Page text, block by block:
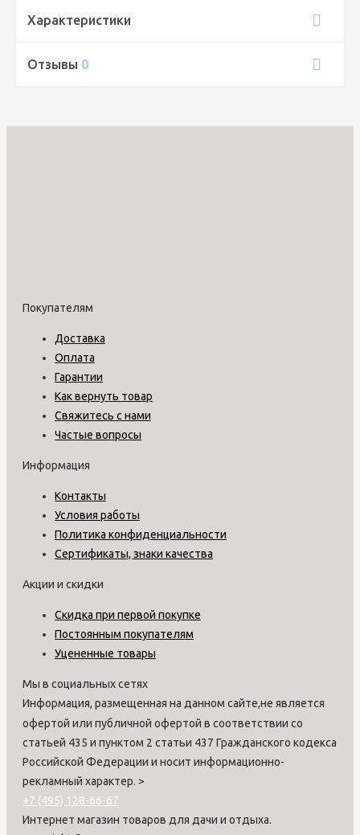
Характеристики
Отзывы 0
Покупателям
Доставка
Оплата
Гарантии
Как вернуть товар
Свяжитесь с нами
Частые вопросы
Информация
Контакты
Условия работы
Политика конфиденциальности
Сертификаты, знаки качества
Акции и скидки
Скидка при первой покупке
Постоянным покупателям
Уцененные товары
Мы в социальных сетях
Информация, размещенная на данном сайте,не является
офертой или публичной офертой в соответствии со
статьей 435 и пунктом 2 статьи 437 Гражданского кодекса
Российской Федерации и носит информационно-
рекламный характер. >
+7 (495) 128-66-67
Интернет магазин товаров для дачи и отдыха.